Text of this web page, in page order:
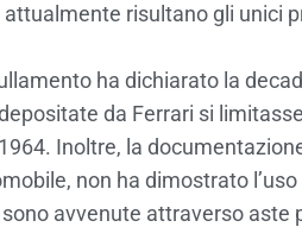
attualmente risultano gli unici
ha dichiarato la
da Ferrari si
Inoltre, la
non ha dimostrato
avvenute attraverso aste